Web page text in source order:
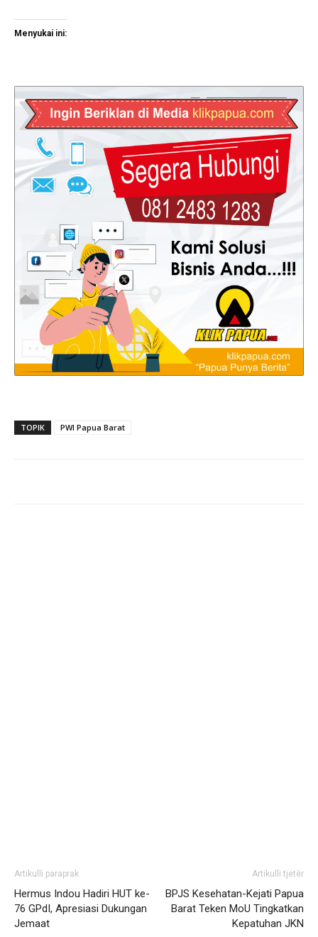
Menyukai ini:
TOPIK PWI Papua Barat
Artikulli paraprak
Hermus Indou Hadiri HUT ke-
76 GPdI, Apresiasi Dukungan
Jemaat
Artikulli tjetër
BPJS Kesehatan-Kejati Papua
Barat Teken MoU Tingkatkan
Kepatuhan JKN